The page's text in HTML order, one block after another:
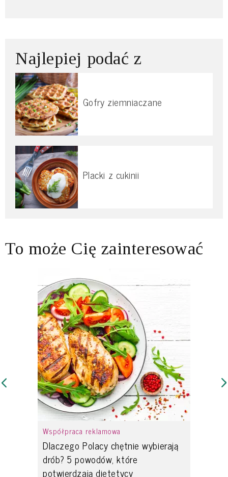
Najlepiej podać z
Gofry ziemniaczane
Placki z cukinii
To może Cię zainteresować
Współpraca reklamowa
Dlaczego Polacy chętnie wybierają
drób? 5 powodów, które
potwierdzają dietetycy